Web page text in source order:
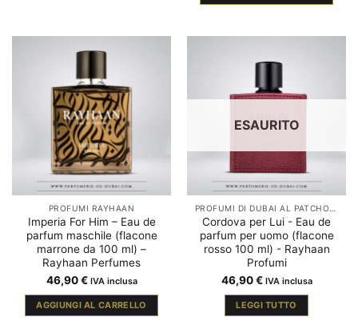
PROFUMI RAYHAAN
Imperia For Him – Eau de
parfum maschile (flacone
marrone da 100 ml) –
Rayhaan Perfumes
46,90€ IVA inclusa
AGGIUNGI AL CARRELLO
ESAURITO
PROFUMI DI DUBAI AL PATCHOULI
Cordova per Lui - Eau de
parfum per uomo (flacone
rosso 100 ml) - Rayhaan
Profumi
46,90€ IVA inclusa
LEGGI TUTTO